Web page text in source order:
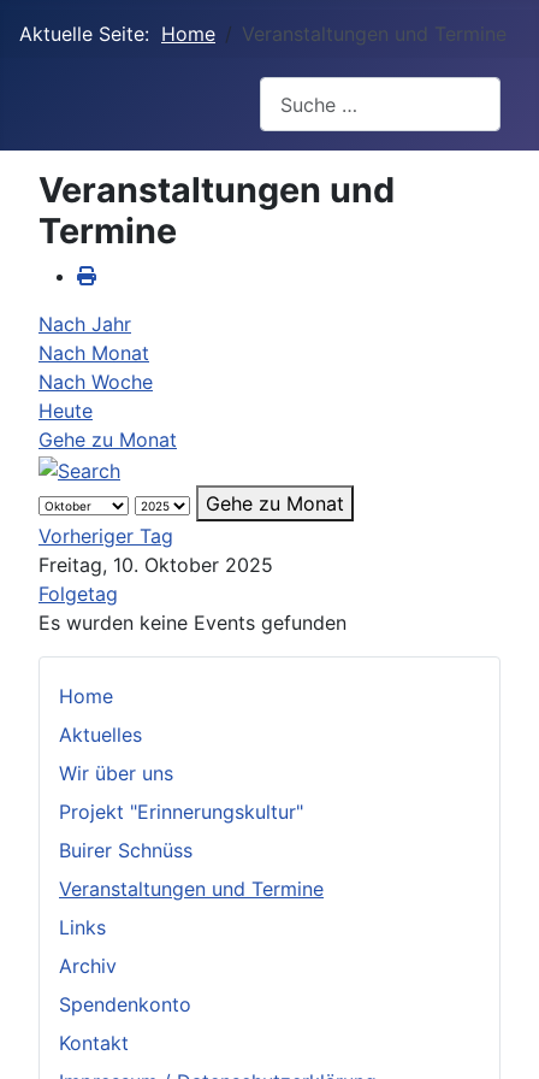
Aktuelle Seite: Home Veranstaltungen und Termine
Home
Aktuelles
Wir über uns
Projekt "Erinnerungskultur"
Buirer Schnüss
Veranstaltungen und Termine
Links
Archiv
Spendenkonto
Kontakt
Veranstaltungen und
Termine
Nach Jahr
Nach Monat
Nach Woche
Heute
Gehe zu Monat
Gehe zu Monat
Vorheriger Tag
Freitag, 10. Oktober 2025
Folgetag
Es wurden keine Events gefunden